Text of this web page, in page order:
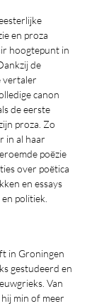
en proza
hoogtepunt in
de
vertaler
canon
de eerste
proza. Zo
in al haar
poëzie
over poëtica
en essays
politiek.
in Groningen
gestudeerd en
Van
min of meer